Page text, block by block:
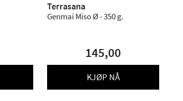
Terrasana
Genmai Miso Ø - 350 g.
145,00
KJØP NÅ